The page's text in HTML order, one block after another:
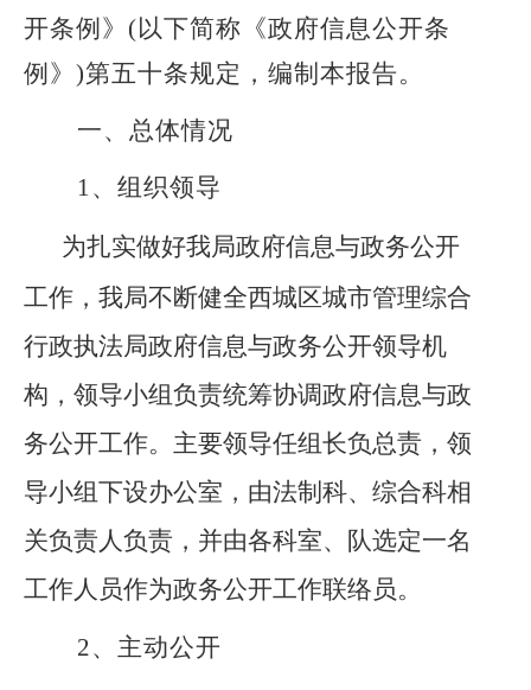
开条例》 (以下简称《政府信息公开条
例》)第五十条规定，编制本报告。
一、总体情况
1、 组织领导
为扎实做好我局政府信息与政务公开
工作， 我局不断健全西城区城市管理综合
行政执法局政府信息与政务公开领导机
构，领导小组负责统筹协调政府信息与政
务公开工作。 主要领导任组长负总责，领
导小组下设办公室，由法制科、综合科相
关负责人负责，并由各科室、队选定一名
工作人员作为政务公开工作联络员。
2、 主动公开